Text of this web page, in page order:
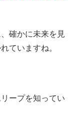
確かに未来を見
ていますね。
ープを知ってい